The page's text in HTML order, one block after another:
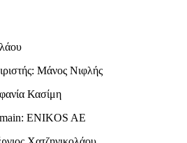
Μάνος Νιφλής
Κασίμη
ENIKOS AE